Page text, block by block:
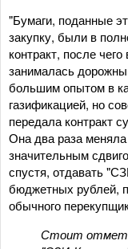
"Бумаги, поданные
закупку, были в
контракт, после
занималась
большим опытом в
газификацией, но
передала контракт
Она два раза
значительным
спустя, отдавать
бюджетных рублей,
обычного
Стоит